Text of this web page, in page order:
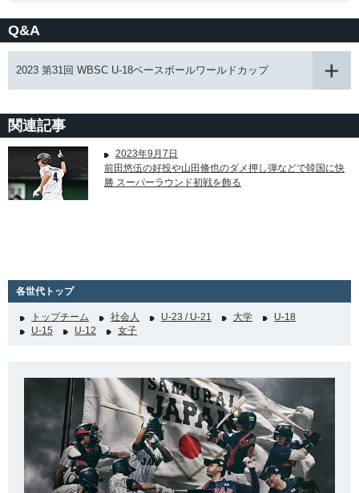
Q&A
2023 第31回 WBSC U-18ベースボールワールドカップ
関連記事
2023年9月7日
前田悠伍の好投や山田脩也のダメ押し弾などで韓国に快
勝 スーパーラウンド初戦を飾る
各世代トップ
トップチーム 社会人 U-23 / U-21 大学
U-18
U-15
U-12 女子